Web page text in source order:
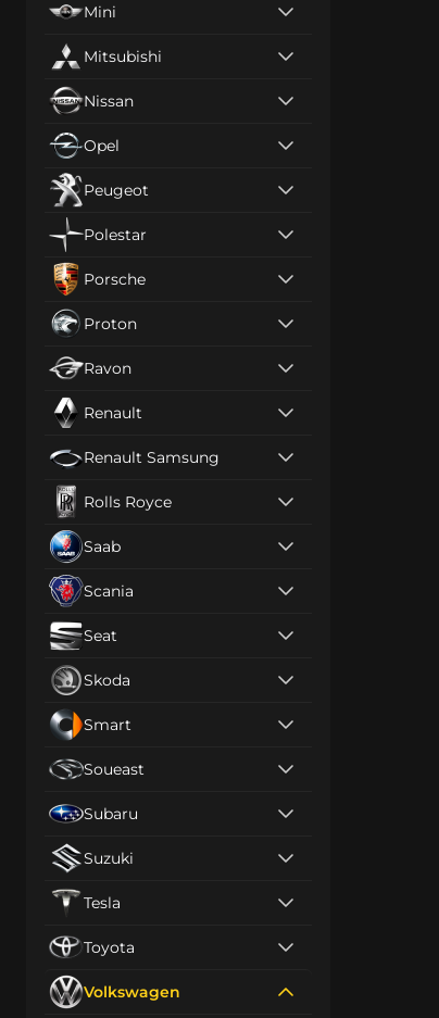
Mini
Mitsubishi
Nissan
Opel
Peugeot
Polestar
Porsche
Proton
Ravon
Renault
Renault Samsung
Rolls Royce
Saab
Scania
Seat
Skoda
Smart
Soueast
Subaru
Suzuki
Tesla
Toyota
Volkswagen